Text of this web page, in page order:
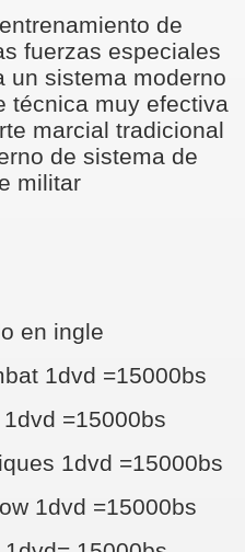
de
fuerzas especiales
un sistema moderno
técnica muy efectiva
marcial tradicional
de sistema de
militar
en ingle
1dvd =15000bs
=15000bs
1dvd =15000bs
1dvd =15000bs